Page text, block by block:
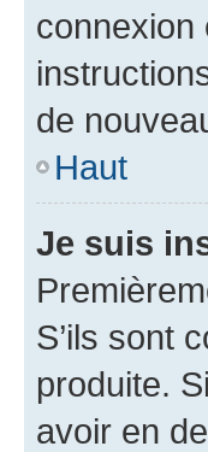
connexion
de
Haut
Je suis
S’ils sont
produite.
avoir en